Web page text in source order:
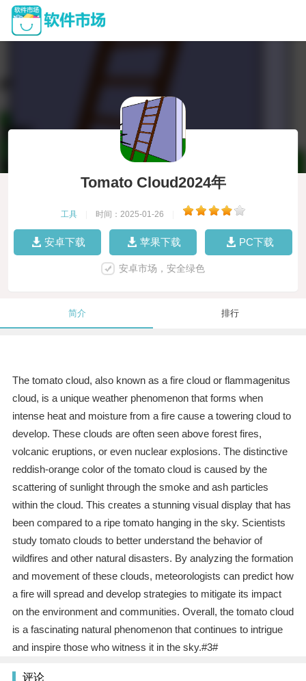
Tomato Cloud2024年
工具 时间：2025-01-26
安卓下载 苹果下载 PC下载
安卓市场，安全绿色
简介 排行
The tomato cloud, also known as a fire cloud or flammagenitus
cloud, is a unique weather phenomenon that forms when
intense heat and moisture from a fire cause a towering cloud to
develop. These clouds are often seen above forest fires,
volcanic eruptions, or even nuclear explosions. The distinctive
reddish-orange color of the tomato cloud is caused by the
scattering of sunlight through the smoke and ash particles
within the cloud. This creates a stunning visual display that has
been compared to a ripe tomato hanging in the sky. Scientists
study tomato clouds to better understand the behavior of
wildfires and other natural disasters. By analyzing the formation
and movement of these clouds, meteorologists can predict how
a fire will spread and develop strategies to mitigate its impact
on the environment and communities. Overall, the tomato cloud
is a fascinating natural phenomenon that continues to intrigue
and inspire those who witness it in the sky.#3#
评论